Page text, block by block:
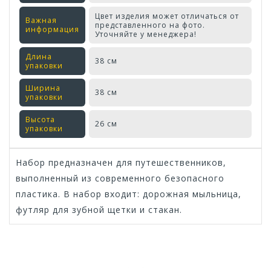
Важная
информация
Цвет изделия может отличаться от
представленного на фото.
Уточняйте у менеджера!
Длина
упаковки
38 см
Ширина
упаковки
38 см
Высота
упаковки
26 см
Набор предназначен для путешественников,
выполненный из современного безопасного
пластика. В набор входит: дорожная мыльница,
футляр для зубной щетки и стакан.